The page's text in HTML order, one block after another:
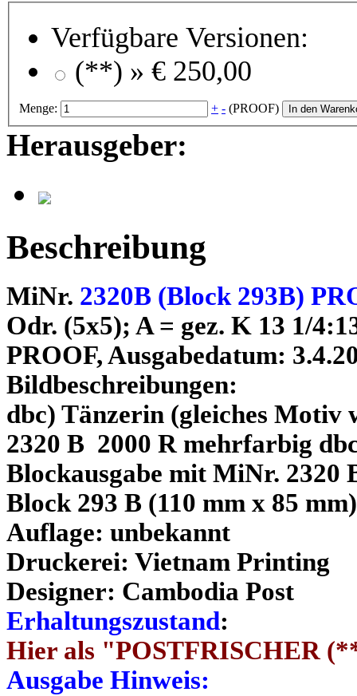
Verfügbare Versionen:
(**) » € 250,00
Menge: + - (PROOF) In den
Herausgeber:
Beschreibung
MiNr. 2320B (Block 293B)
Odr. (5x5); A = gez. K 13 1/
PROOF, Ausgabedatum:
Bildbeschreibungen:
dbc) Tänzerin (gleiches Motiv
2320 B 2000 R mehrfarbig
Blockausgabe mit MiNr. 2320
Block 293 B (110 mm x 85
Auflage: unbekannt
Druckerei: Vietnam Printing
Designer: Cambodia Post
Erhaltungszustand:
Hier als "POSTFRISCHER
Ausgabe Hinweis: